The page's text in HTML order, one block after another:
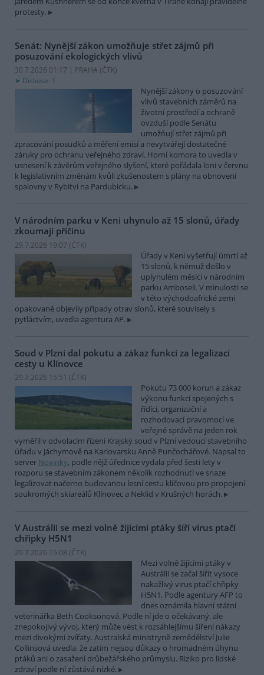
protesty.
Senát: Nynější zákon umožňuje střet zájmů při
posuzování ekologických vlivů
30.7.2026 01:17 | PRAHA (ČTK)
Diskuse: 1
Nynější zákony o posuzování
vlivů stavebních záměrů na
životní prostředí a ochraně
ovzduší podle Senátu
umožňují střet zájmů při
zpracování posudků a měření emisí a nevytvářejí dostatečné
záruky pro ochranu veřejného zdraví. Horní komora to uvedla v
usnesení k závěrům veřejného slyšení, které pořádala loni v červnu
k legislativním změnám kvůli zkušenostem s plány na obnovení
spalovny v Rybitví na Pardubicku.
V národním parku v Keni uhynulo až 15 slonů, úřady
zkoumají příčinu
29.7.2026 19:07 (ČTK)
Úřady v Keni vyšetřují úmrtí až
15 slonů, k němuž došlo v
uplynulém měsíci v národním
parku Amboseli. V minulosti se
v této východoafrické zemi
opakovaně objevily případy otrav slonů, které souvisely s
pytláctvím, uvedla agentura AP.
Soud v Plzni dal pokutu a zákaz funkcí za legalizaci
cesty u Klínovce
29.7.2026 15:51 (ČTK)
Pokutu 73 000 korun a zákaz
výkonu funkcí spojených s
řídící, organizační a
rozhodovací pravomocí ve
veřejné správě na jeden rok
vyměřil v odvolacím řízení Krajský soud v Plzni vedoucí stavebního
úřadu v Jáchymově na Karlovarsku Anně Punčochářové. Napsal to
server Novinky, podle nějž úřednice vydala před šesti lety v
rozporu se stavebním zákonem několik rozhodnutí ve snaze
legalizovat načerno budovanou lesní cestu klíčovou pro propojení
soukromých skiareálů Klínovec a Neklid v Krušných horách.
V Austrálii se mezi volně žijícími ptáky šíří virus ptačí
chřipky H5N1
29.7.2026 15:08 (ČTK)
Mezi volně žijícími ptáky v
Austrálii se začal šířit vysoce
nakažlivý virus ptačí chřipky
H5N1. Podle agentury AFP to
dnes oznámila hlavní státní
veterinářka Beth Cooksonová. Podle ní jde o očekávaný, ale
znepokojivý vývoj, který může vést k rozsáhlejšímu šíření nákazy
mezi divokými zvířaty. Australská ministryně zemědělství Julie
Collinsová uvedla, že zatím nejsou důkazy o hromadném úhynu
ptáků ani o zasažení drůbežářského průmyslu. Riziko pro lidské
zdraví podle ní zůstává nízké.